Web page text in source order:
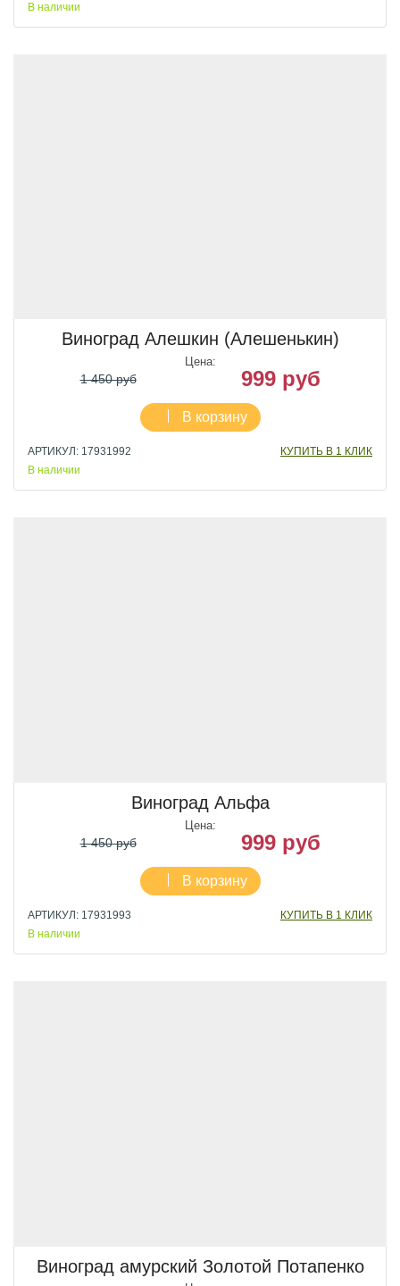
В наличии
Виноград Алешкин (Алешенькин)
Цена:
1 450 руб 999 руб
В корзину
АРТИКУЛ: 17931992
КУПИТЬ В 1 КЛИК
В наличии
Виноград Альфа
Цена:
1 450 руб 999 руб
В корзину
АРТИКУЛ: 17931993
КУПИТЬ В 1 КЛИК
В наличии
Виноград амурский Золотой Потапенко